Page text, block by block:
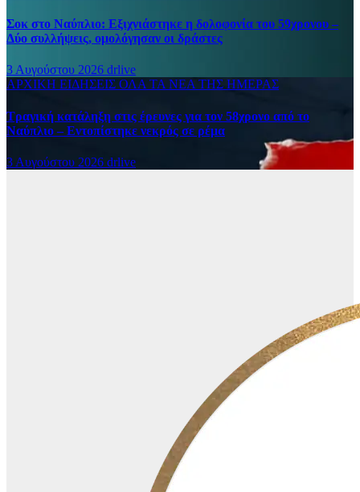
Σοκ στο Ναύπλιο: Εξιχνιάστηκε η δολοφονία του 59χρονου –
Δύο συλλήψεις, ομολόγησαν οι δράστες
3 Αυγούστου 2026 drlive
ΑΡΧΙΚΗ ΕΙΔΗΣΕΙΣ ΟΛΑ ΤΑ ΝΕΑ ΤΗΣ ΗΜΕΡΑΣ
Τραγική κατάληξη στις έρευνες για τον 58χρονο από το
Ναύπλιο – Εντοπίστηκε νεκρός σε ρέμα
3 Αυγούστου 2026 drlive